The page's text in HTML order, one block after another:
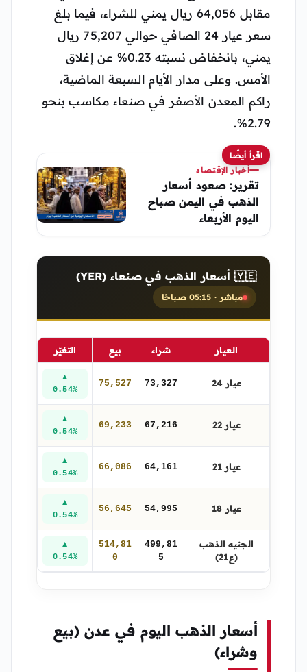
مقابل 64,056 ريال يمني للشراء، فيما بلغ
سعر عيار 24 الصافي حوالي 75,207 ريال
يمني، بانخفاض نسبته 0.23% عن إغلاق
الأمس. وعلى مدار الأيام السبعة الماضية،
راكم المعدن الأصفر في صنعاء مكاسب بنحو
2.79%.
اقرأ أيضًا
أخبار الإقتصاد
تقرير: صعود أسعار
الذهب في اليمن صباح
اليوم الأربعاء
🇾🇪 أسعار الذهب في صنعاء (YER)
مباشر · 05:15 صباحًا
العيار شراء بيع التغيّر
عيار 24 73,327
75,527
▲
0.54%
عيار 22 67,216
69,233
▲
0.54%
عيار 21 64,161
66,086
▲
0.54%
عيار 18 54,995
56,645
▲
0.54%
الجنيه الذهب
(ع21)
499,81
5
514,81
0
▲
0.54%
أسعار الذهب اليوم في عدن (بيع
وشراء)